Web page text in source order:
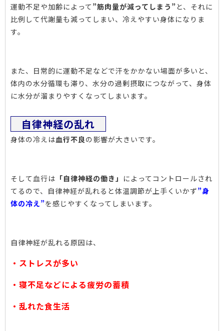
運動不足や加齢によって ”筋肉量が減ってしまう”と、それに
比例して代謝量も減ってしまい、冷えやすい身体になりま
す。
また、日常的に運動不足などで汗をかかない場面が多いと、
体内の水分循環も滞り、水分の過剰摂取につながって、身体
に水分が溜まりやすくなってしまいます。
自律神経の乱れ
身体の冷えは血行不良の影響が大きいです。
そして血行は 「自律神経の働き」 によってコントロールされ
てるので、自律神経が乱れると体温調節が上手くいかず”身
体の冷え”を感じやすくなってしまいます。
自律神経が乱れる原因は、
・ストレスが多い
・寝不足などによる疲労の蓄積
・乱れた食生活